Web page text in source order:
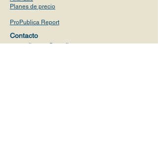
Planes de precio
ProPublica Report
Contacto
magnoliasusa@gmail.com